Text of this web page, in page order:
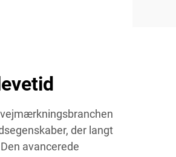
der langt
avancerede